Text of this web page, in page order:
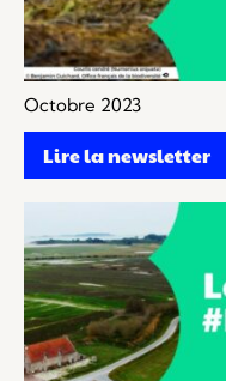
Octobre 2023
Lire la newsletter